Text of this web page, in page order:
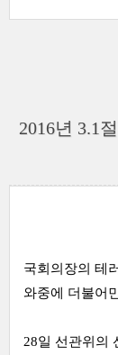
2016년 3.1
국회의장의 테
와중에 더불어
28일 선관위의